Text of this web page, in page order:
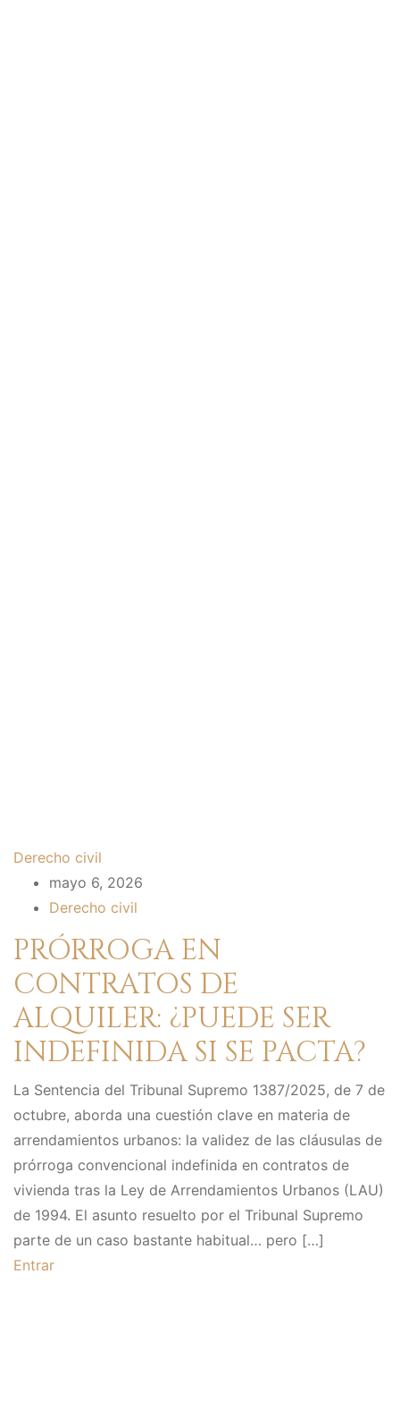
Derecho civil
mayo 6, 2026
Derecho civil
PRÓRROGA EN
CONTRATOS DE
ALQUILER: ¿PUEDE SER
INDEFINIDA SI SE PACTA?
La Sentencia del Tribunal Supremo 1387/2025, de 7 de
octubre, aborda una cuestión clave en materia de
arrendamientos urbanos: la validez de las cláusulas de
prórroga convencional indefinida en contratos de
vivienda tras la Ley de Arrendamientos Urbanos (LAU)
de 1994. El asunto resuelto por el Tribunal Supremo
parte de un caso bastante habitual… pero […]
Entrar